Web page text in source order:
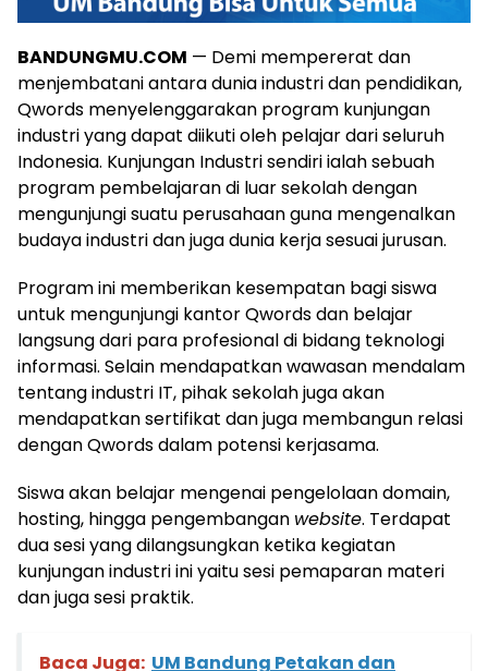
BANDUNGMU.COM — Demi mempererat dan
menjembatani antara dunia industri dan pendidikan,
Qwords menyelenggarakan program kunjungan
industri yang dapat diikuti oleh pelajar dari seluruh
Indonesia. Kunjungan Industri sendiri ialah sebuah
program pembelajaran di luar sekolah dengan
mengunjungi suatu perusahaan guna mengenalkan
budaya industri dan juga dunia kerja sesuai jurusan.
Program ini memberikan kesempatan bagi siswa
untuk mengunjungi kantor Qwords dan belajar
langsung dari para profesional di bidang teknologi
informasi. Selain mendapatkan wawasan mendalam
tentang industri IT, pihak sekolah juga akan
mendapatkan sertifikat dan juga membangun relasi
dengan Qwords dalam potensi kerjasama.
Siswa akan belajar mengenai pengelolaan domain,
hosting, hingga pengembangan website. Terdapat
dua sesi yang dilangsungkan ketika kegiatan
kunjungan industri ini yaitu sesi pemaparan materi
dan juga sesi praktik.
Baca Juga: UM Bandung Petakan dan